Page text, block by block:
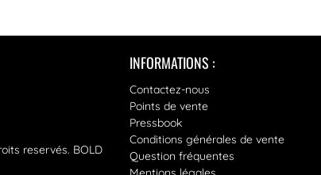
reservés. BOLD
INFORMATIONS :
Contactez-nous
Points de vente
Pressbook
Conditions générales de vente
Question fréquentes